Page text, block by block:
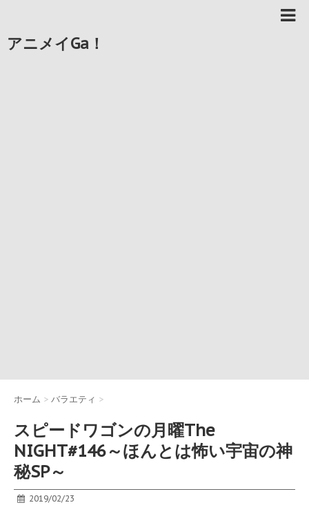
アニメイGa！
ホーム > バラエティ >
スピードワゴンの月曜The
NIGHT#146～ほんとは怖い宇宙の神
秘SP～
2019/02/23